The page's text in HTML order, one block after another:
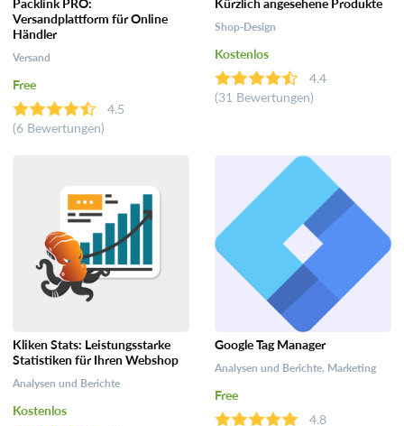
Versandplattform für Online
Händler
Versand
Free
4.5
(6 Bewertungen)
Shop-Design
Kostenlos
4.4
(31 Bewertungen)
Kliken Stats: Leistungsstarke
Statistiken für Ihren Webshop
Analysen und Berichte
Kostenlos
Google Tag Manager
Analysen und Berichte, Marketing
Free
4.8